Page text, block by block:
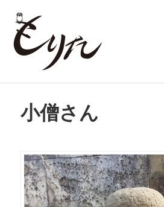
小僧さん